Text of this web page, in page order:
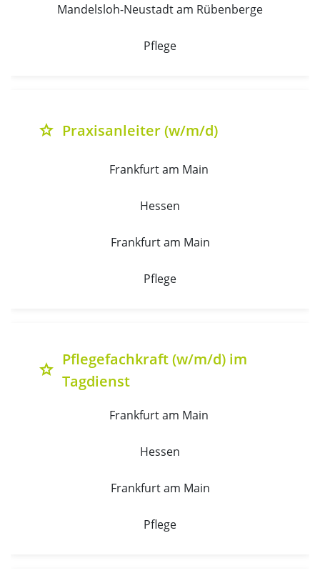
Mandelsloh-Neustadt am Rübenberge
Pflege
grade Praxisanleiter (w/m/d)
Frankfurt am Main
Hessen
Frankfurt am Main
Pflege
grade
Pflegefachkraft (w/m/d) im
Tagdienst
Frankfurt am Main
Hessen
Frankfurt am Main
Pflege